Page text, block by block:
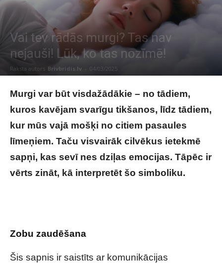
Vai tev rādās murgi? Tas nav
nejauši! Lūk, ko tas nozīmē!
Raksta autors Brivbridis.lv - 04/03/2025
Murgi var būt visdažādākie – no tādiem,
kuros kavējam svarīgu tikšanos, līdz tādiem,
kur mūs vajā mošķi no citiem pasaules
līmeņiem. Taču visvairāk cilvēkus ietekmē
sapņi, kas sevī nes dziļas emocijas. Tāpēc ir
vērts zināt, kā interpretēt šo simboliku.
Zobu zaudēšana
Šis sapnis ir saistīts ar komunikācijas